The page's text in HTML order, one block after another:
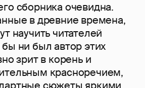
сборника очевидна.
в древние времена,
научить читателей
ни был автор этих
зрит в корень и
красноречием,